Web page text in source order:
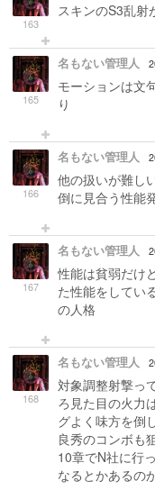
163
スキンのS3乱射
165
名もない管理人
モーションは文
り
166
名もない管理人
他の扱いが難し
倒に見合う性能
167
名もない管理人
性能は貧弱だけ
た性能をしてい
の人格
168
名もない管理人
対象調整射撃っ
ろ見た目の火力
グよく味方を倒
良秀のコンボも
10章でN社に行
なるとかあるの